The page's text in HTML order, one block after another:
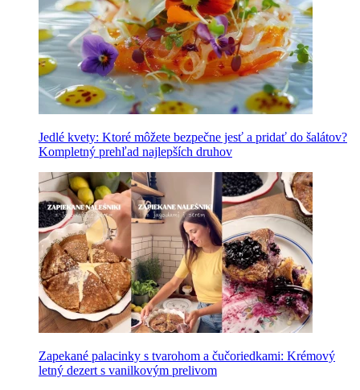
Jedlé kvety: Ktoré môžete bezpečne jesť a pridať do šalátov?
Kompletný prehľad najlepších druhov
Zapekané palacinky s tvarohom a čučoriedkami: Krémový
letný dezert s vanilkovým prelivom